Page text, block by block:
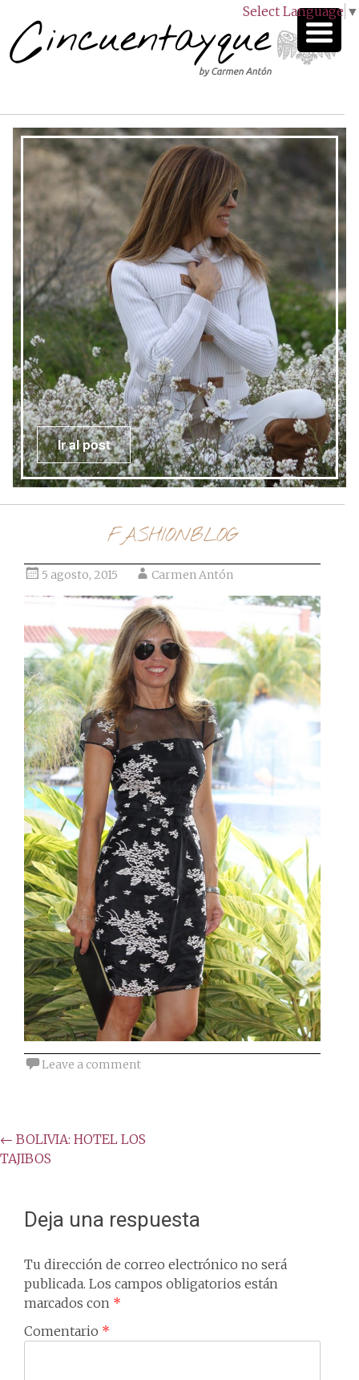
Select Language ▼
Ir al post
FASHIONBLOG
5 agosto, 2015 Carmen Antón
Leave a comment
Post
navigation
← BOLIVIA: HOTEL LOS
TAJIBOS
Deja una respuesta
Tu dirección de correo electrónico no será
publicada. Los campos obligatorios están
marcados con *
Comentario *